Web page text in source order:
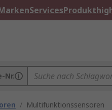
Services
Nr.
/ Multifunktionssensoren